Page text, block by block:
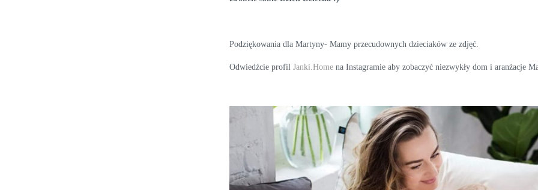
Podziękowania dla Martyny- Mamy przecudownych dzieciaków ze zdjęć.
Odwiedźcie profil Janki.Home na Instagramie aby zobaczyć niezwykły dom i aranżacje